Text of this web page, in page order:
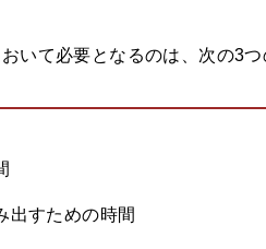
いて必要となるのは、次の3つ
出すための時間